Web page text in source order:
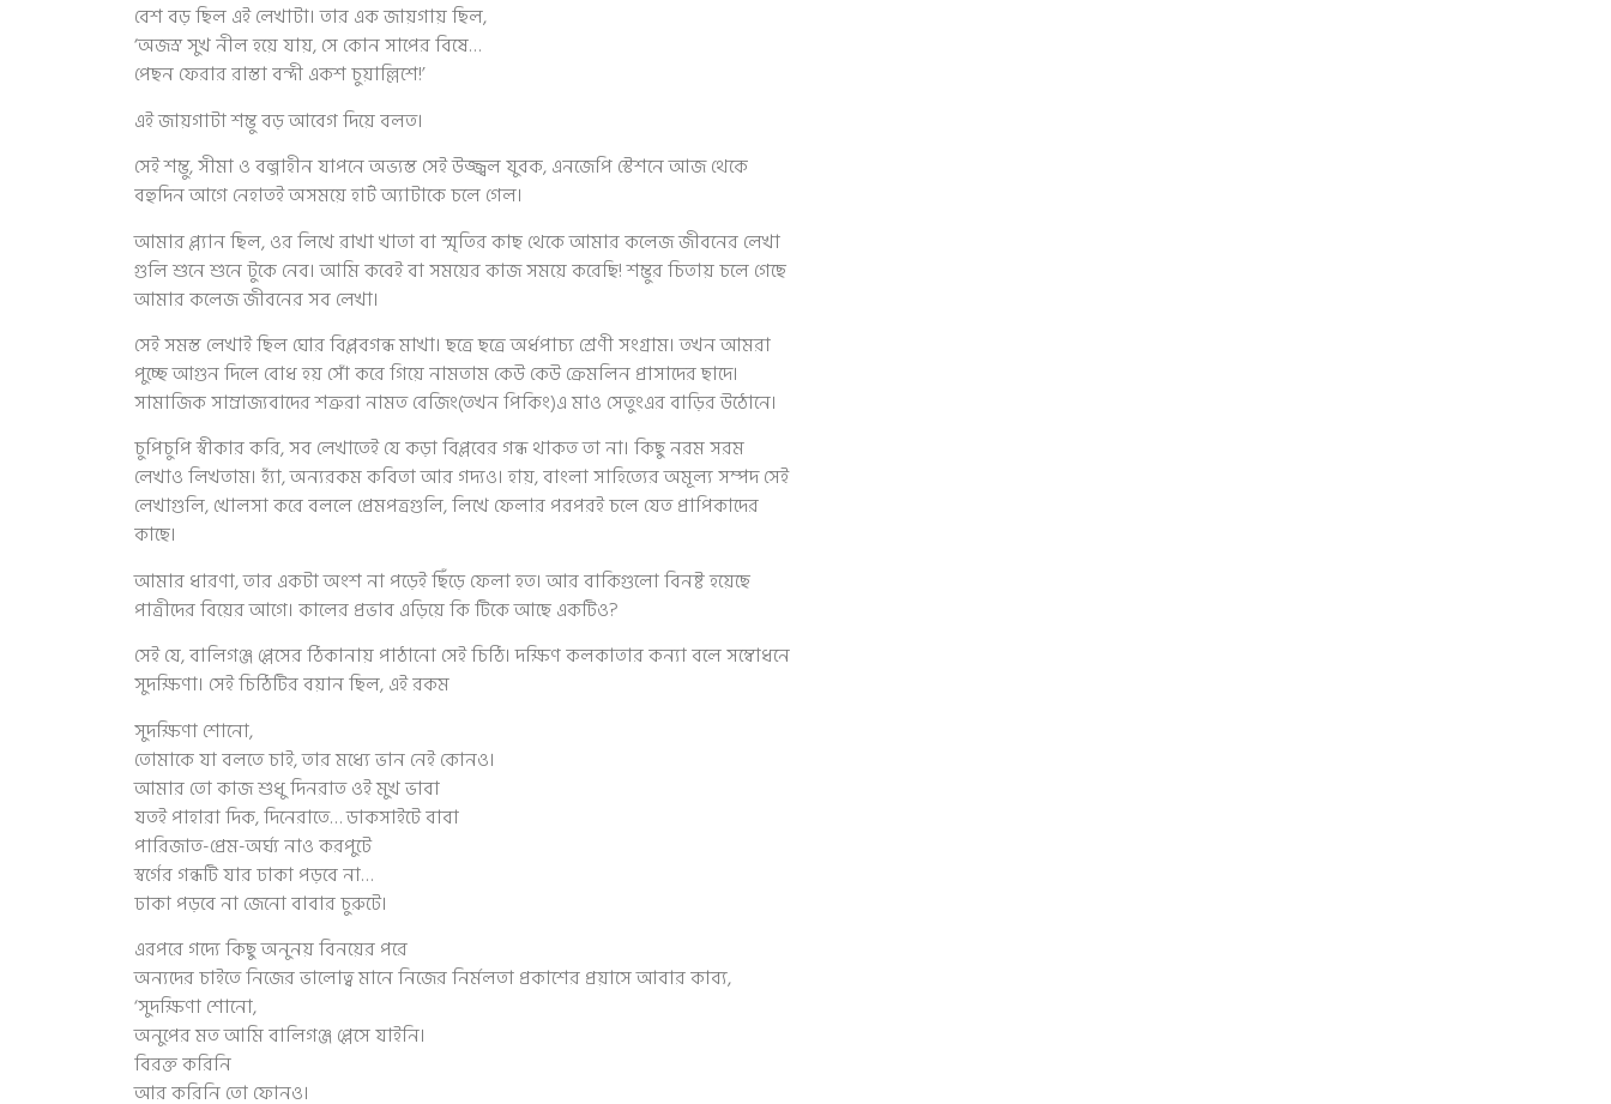
বেশ বড় ছিল এই লেখাটা। তার এক জায়গায় ছিল,
‘অজস্র সুখ নীল হয়ে যায়, সে কোন সাপের বিষে…
পেছন ফেরার রাস্তা বন্দী একশ চুয়াল্লিশে!’
এই জায়গাটা শম্ভু বড় আবেগ দিয়ে বলত।
সেই শম্ভু, সীমা ও বল্গাহীন যাপনে অভ্যস্ত সেই উজ্জ্বল যুবক, এনজেপি স্টেশনে আজ থেকে
বহুদিন আগে নেহাতই অসময়ে হার্ট অ্যাটাকে চলে গেল।
আমার প্ল্যান ছিল, ওর লিখে রাখা খাতা বা স্মৃতির কাছ থেকে আমার কলেজ জীবনের লেখা
গুলি শুনে শুনে টুকে নেব। আমি কবেই বা সময়ের কাজ সময়ে করেছি! শম্ভুর চিতায় চলে গেছে
আমার কলেজ জীবনের সব লেখা।
সেই সমস্ত লেখাই ছিল ঘোর বিপ্লবগন্ধ মাখা। ছত্রে ছত্রে অর্ধপাচ্য শ্রেণী সংগ্রাম। তখন আমরা
পুচ্ছে আগুন দিলে বোধ হয় সোঁ করে গিয়ে নামতাম কেউ কেউ ক্রেমলিন প্রাসাদের ছাদে।
সামাজিক সাম্রাজ্যবাদের শত্রুরা নামত বেজিং(তখন পিকিং)এ মাও সেতুংএর বাড়ির উঠোনে।
চুপিচুপি স্বীকার করি, সব লেখাতেই যে কড়া বিপ্লবের গন্ধ থাকত তা না। কিছু নরম সরম
লেখাও লিখতাম। হ্যাঁ, অন্যরকম কবিতা আর গদ্যও। হায়, বাংলা সাহিত্যের অমূল্য সম্পদ সেই
লেখাগুলি, খোলসা করে বললে প্রেমপত্রগুলি, লিখে ফেলার পরপরই চলে যেত প্রাপিকাদের
কাছে।
আমার ধারণা, তার একটা অংশ না পড়েই ছিঁড়ে ফেলা হত। আর বাকিগুলো বিনষ্ট হয়েছে
পাত্রীদের বিয়ের আগে। কালের প্রভাব এড়িয়ে কি টিকে আছে একটিও?
সেই যে, বালিগঞ্জ প্লেসের ঠিকানায় পাঠানো সেই চিঠি। দক্ষিণ কলকাতার কন্যা বলে সম্বোধনে
সুদক্ষিণা। সেই চিঠিটির বয়ান ছিল, এই রকম
সুদক্ষিণা শোনো,
তোমাকে যা বলতে চাই, তার মধ্যে ভান নেই কোনও।
আমার তো কাজ শুধু দিনরাত ওই মুখ ভাবা
যতই পাহারা দিক, দিনেরাতে… ডাকসাইটে বাবা
পারিজাত-প্রেম-অর্ঘ্য নাও করপুটে
স্বর্গের গন্ধটি যার ঢাকা পড়বে না…
ঢাকা পড়বে না জেনো বাবার চুরুটে।
এরপরে গদ্যে কিছু অনুনয় বিনয়ের পরে
অন্যদের চাইতে নিজের ভালোত্ব মানে নিজের নির্মলতা প্রকাশের প্রয়াসে আবার কাব্য,
‘সুদক্ষিণা শোনো,
অনুপের মত আমি বালিগঞ্জ প্লেসে যাইনি।
বিরক্ত করিনি
আর করিনি তো ফোনও।